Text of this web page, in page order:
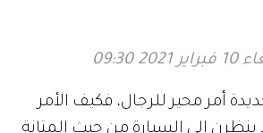
2021 09:30
أمر محير للرجال، فكيف الأمر
ينظرن إلى السيارة من حيث المتانة